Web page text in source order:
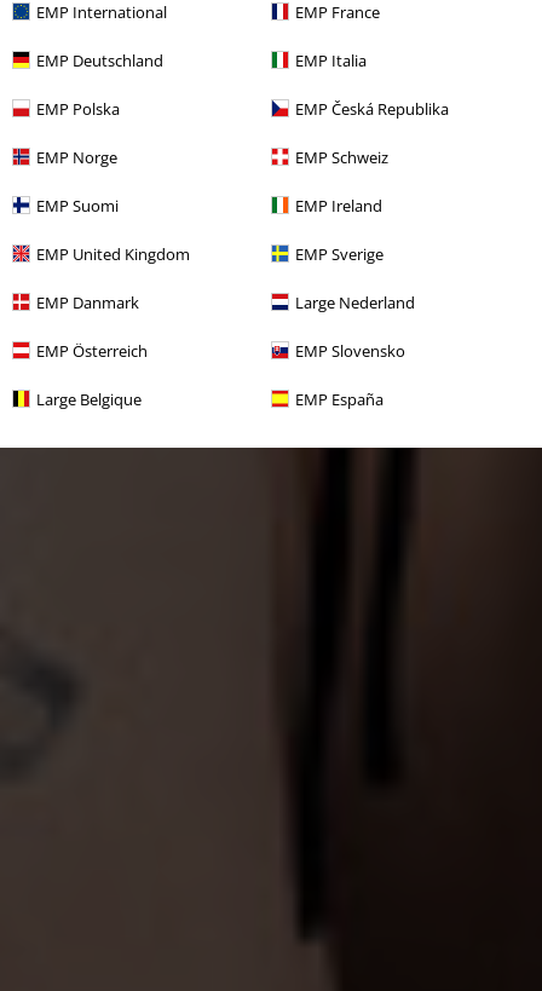
EMP International EMP France
EMP Deutschland EMP Italia
EMP Polska EMP Česká Republika
EMP Norge EMP Schweiz
EMP Suomi EMP Ireland
EMP United Kingdom EMP Sverige
EMP Danmark Large Nederland
EMP Österreich EMP Slovensko
Large Belgique EMP España